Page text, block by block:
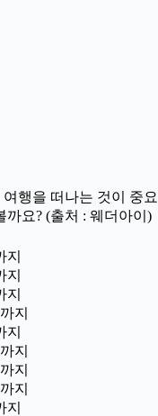
행을 떠나는 것이 중요
까요? (출처 : 웨더아이)
지
지
지
지
지
지
지
지
지